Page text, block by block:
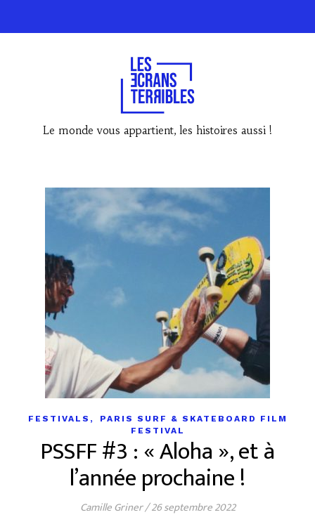
Le monde vous appartient, les histoires aussi !
FESTIVALS ,
PARIS SURF & SKATEBOARD FILM
FESTIVAL
PSSFF #3 : « Aloha », et à
l’année prochaine !
Camille Griner/26 septembre 2022